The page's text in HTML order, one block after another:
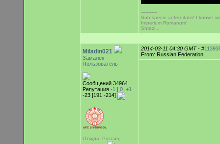
-----------
Sub specie aeternitatis! I know I
Imperium Romanum!
Shtazi...
Miladin021
Замалек
Пользователь
Сообщений 34964
Репутация -1 | 0 |+1
-23 [191 -214]
Откуда: Россия,
2014-03-11 04:30 GMT- #
From: Russian Federation